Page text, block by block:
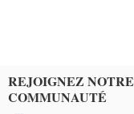
REJOIGNEZ NOTRE
COMMUNAUTÉ